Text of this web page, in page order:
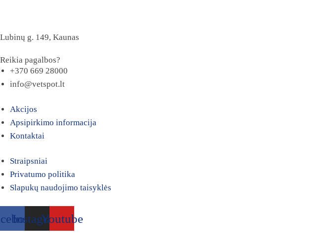
Lubinų g. 149, Kaunas
Reikia pagalbos?
+370 669 28000
info@vetspot.lt
Akcijos
Apsipirkimo informacija
Kontaktai
Straipsniai
Privatumo politika
Slapukų naudojimo taisyklės
InstagramYoutube